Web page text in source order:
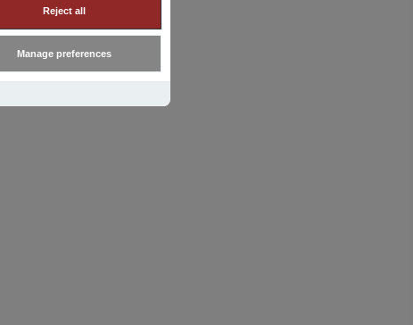
Reject all
Manage preferences